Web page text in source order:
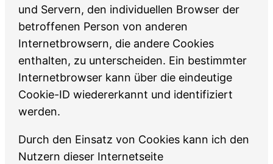
und Servern, den individuellen Browser der
betroffenen Person von anderen
Internetbrowsern, die andere Cookies
enthalten, zu unterscheiden. Ein bestimmter
Internetbrowser kann über die eindeutige
Cookie-ID wiedererkannt und identifiziert
werden.
Durch den Einsatz von Cookies kann ich den
Nutzern dieser Internetseite